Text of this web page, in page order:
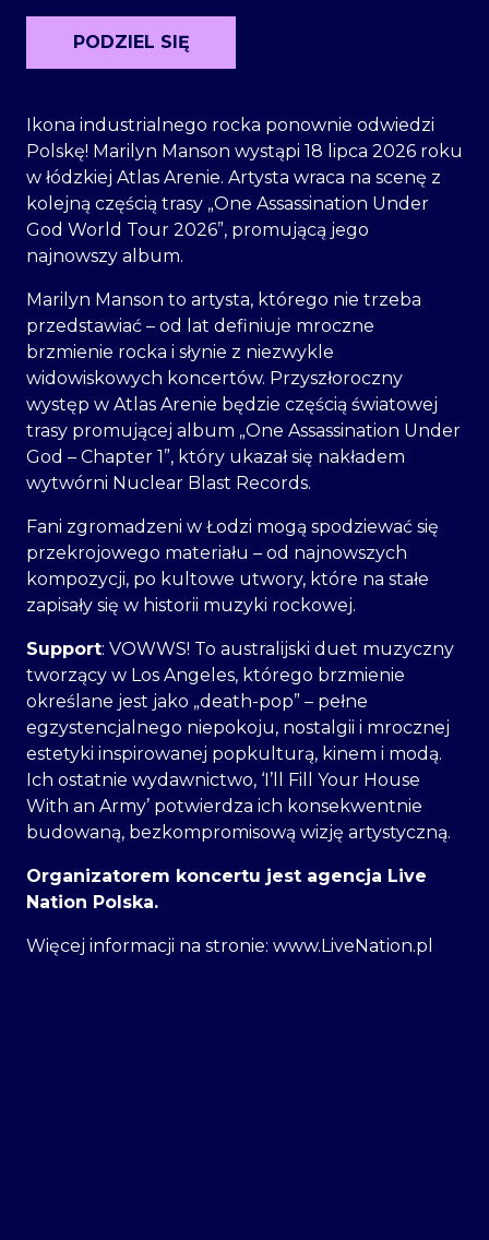
Ikona industrialnego rocka ponownie odwiedzi
Polskę! Marilyn Manson wystąpi 18 lipca 2026 roku
w łódzkiej Atlas Arenie. Artysta wraca na scenę z
kolejną częścią trasy „One Assassination Under
God World Tour 2026”, promującą jego
najnowszy album.
Marilyn Manson to artysta, którego nie trzeba
przedstawiać – od lat definiuje mroczne
brzmienie rocka i słynie z niezwykle
widowiskowych koncertów. Przyszłoroczny
występ w Atlas Arenie będzie częścią światowej
trasy promującej album „One Assassination Under
God – Chapter 1”, który ukazał się nakładem
wytwórni Nuclear Blast Records.
Fani zgromadzeni w Łodzi mogą spodziewać się
przekrojowego materiału – od najnowszych
kompozycji, po kultowe utwory, które na stałe
zapisały się w historii muzyki rockowej.
Support: VOWWS! To australijski duet muzyczny
tworzący w Los Angeles, którego brzmienie
określane jest jako „death-pop” – pełne
egzystencjalnego niepokoju, nostalgii i mrocznej
estetyki inspirowanej popkulturą, kinem i modą.
Ich ostatnie wydawnictwo, ‘I’ll Fill Your House
With an Army’ potwierdza ich konsekwentnie
budowaną, bezkompromisową wizję artystyczną.
Organizatorem koncertu jest agencja Live
Nation Polska.
Więcej informacji na stronie: www.LiveNation.pl
Parking
PODZIEL SIĘ